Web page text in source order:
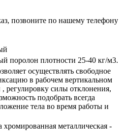
позвоните по нашему телефону
поролон плотности 25-40 кг/м3.
осуществлять свободное
в рабочем вертикальном
регулировку силы отклонения,
подобрать всегда
тела во время работы и
хромированная металлическая -